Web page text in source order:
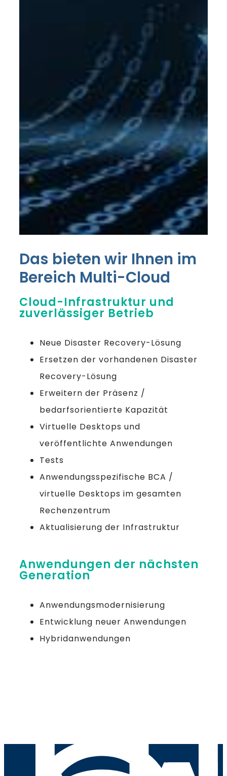
Das bieten wir Ihnen im
Bereich Multi-Cloud
Cloud-Infrastruktur und
zuverlässiger Betrieb
Neue Disaster Recovery-Lösung
Ersetzen der vorhandenen Disaster
Recovery-Lösung
Erweitern der Präsenz /
bedarfsorientierte Kapazität
Virtuelle Desktops und
veröffentlichte Anwendungen
Tests
Anwendungsspezifische BCA /
virtuelle Desktops im gesamten
Rechenzentrum
Aktualisierung der Infrastruktur
Anwendungen der nächsten
Generation
Anwendungsmodernisierung
Entwicklung neuer Anwendungen
Hybridanwendungen